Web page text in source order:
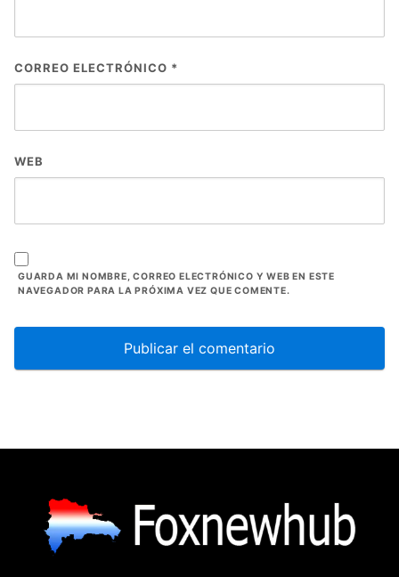
CORREO ELECTRÓNICO *
WEB
GUARDA MI NOMBRE, CORREO ELECTRÓNICO Y WEB EN ESTE
NAVEGADOR PARA LA PRÓXIMA VEZ QUE COMENTE.